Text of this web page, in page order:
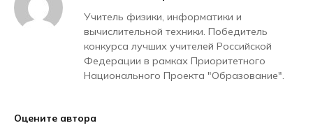
Учитель физики, информатики и
вычислительной техники. Победитель
конкурса лучших учителей Российской
Федерации в рамках Приоритетного
Национального Проекта "Образование".
Оцените автора